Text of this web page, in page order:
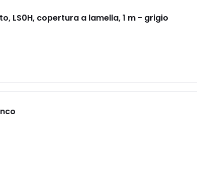
LS0H, copertura a lamella, 1 m - grigio